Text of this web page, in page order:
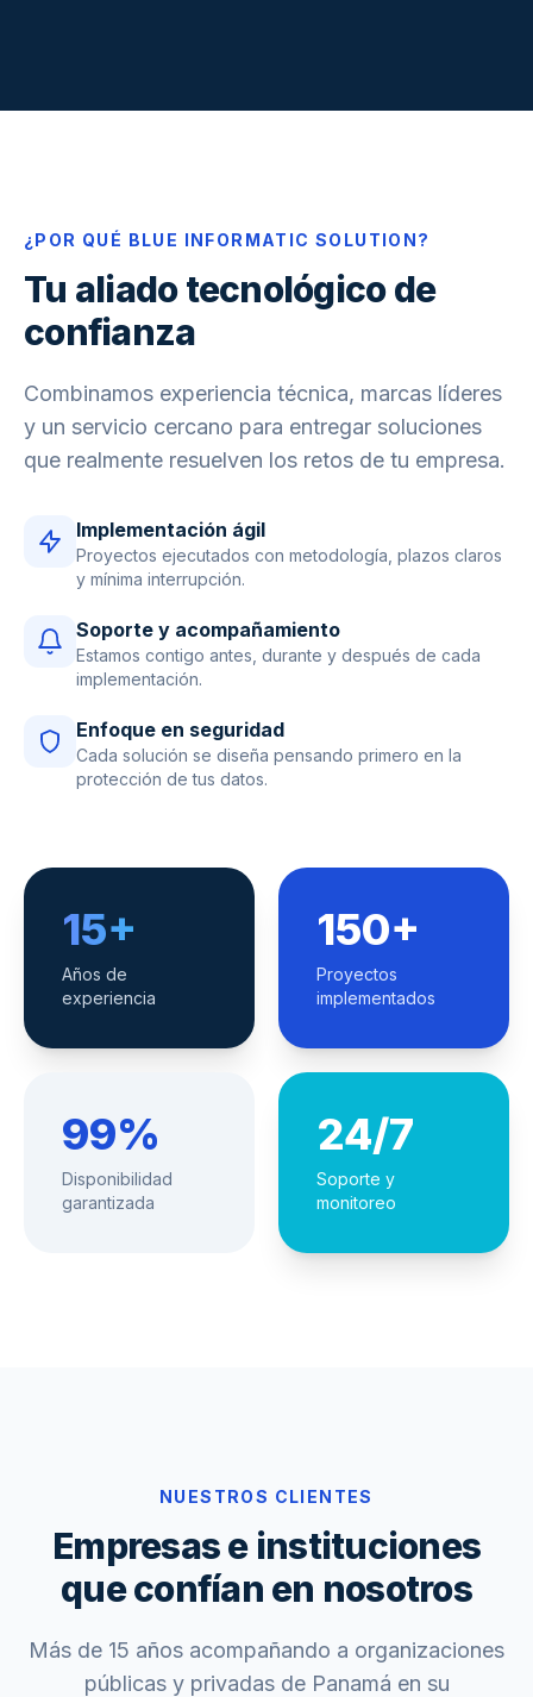
¿POR QUÉ BLUE INFORMATIC SOLUTION?
Tu aliado tecnológico de
confianza
Combinamos experiencia técnica, marcas líderes
y un servicio cercano para entregar soluciones
que realmente resuelven los retos de tu empresa.
Implementación ágil
Proyectos ejecutados con metodología, plazos claros
y mínima interrupción.
Soporte y acompañamiento
Estamos contigo antes, durante y después de cada
implementación.
Enfoque en seguridad
Cada solución se diseña pensando primero en la
protección de tus datos.
15+
Años de
experiencia
150+
Proyectos
implementados
99%
Disponibilidad
garantizada
24/7
Soporte y
monitoreo
NUESTROS CLIENTES
Empresas e instituciones
que confían en nosotros
Más de 15 años acompañando a organizaciones
públicas y privadas de Panamá en su